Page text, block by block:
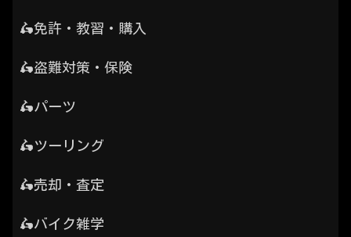
🛵免許・教習・購入
🛵盗難対策・保険
🛵パーツ
🛵ツーリング
🛵売却・査定
🛵バイク雑学